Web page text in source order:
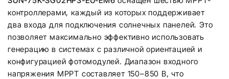
контроллерами, каждый из которых поддерживает
два входа для подключения солнечных панелей. Это
позволяет максимально эффективно использовать
генерацию в системах с различной ориентацией и
конфигурацией фотомодулей. Диапазон входного
напряжения MPPT составляет 150–850 В, что